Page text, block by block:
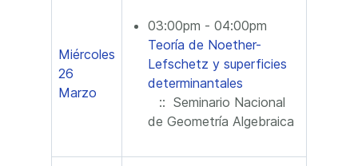
Miércoles
26
Marzo
03:00pm - 04:00pm
Teoría de Noether-
Lefschetz y superficies
determinantales
:: Seminario Nacional
de Geometría Algebraica